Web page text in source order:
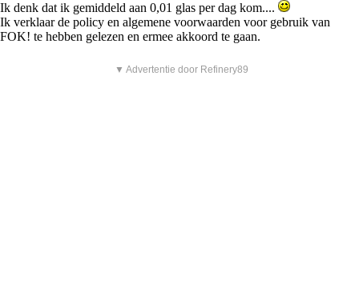
Ik denk dat ik gemiddeld aan 0,01 glas per dag kom....
Ik verklaar de policy en algemene voorwaarden voor gebruik van
FOK! te hebben gelezen en ermee akkoord te gaan.
▼ Advertentie door Refinery89